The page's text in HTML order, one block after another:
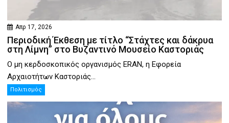
Απρ 17, 2026
Περιοδική Έκθεση με τίτλο “Στάχτες και δάκρυα
στη Λίμνη” στο Βυζαντινό Μουσείο Καστοριάς
Ο μη κερδοσκοπικός οργανισμός ERAN, η Εφορεία
Αρχαιοτήτων Καστοριάς...
Πολιτισμός